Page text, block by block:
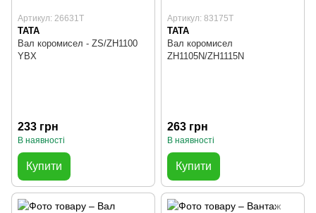
Артикул: 26631T
TATA
Вал коромисел - ZS/ZH1100
YBX
233 грн
В наявності
Купити
Артикул: 83175T
TATA
Вал коромисел
ZH1105N/ZH1115N
263 грн
В наявності
Купити